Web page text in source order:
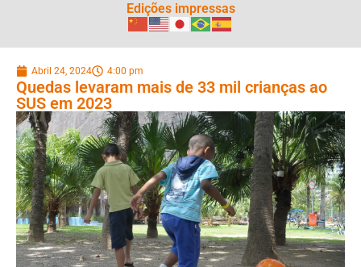
Edições impressas
Abril 24, 2024 4:00 pm
Quedas levaram mais de 33 mil crianças ao
SUS em 2023